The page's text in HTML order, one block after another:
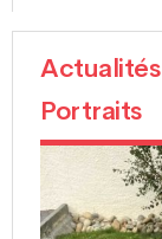
Actualités
Portraits